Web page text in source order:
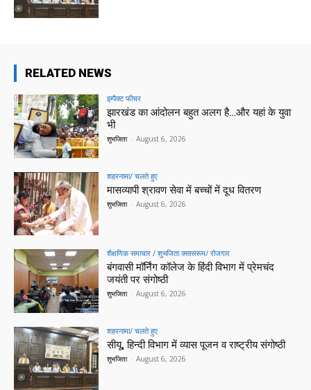
RELATED NEWS
इम्पैक्ट फीचर
झारखंड का आंदोलन बहुत अलग है…और यहां के युवा
भी
शुभजिता - August 6, 2026
शहरनामा/ चलते हुए
मासव्यापी श्रावण सेवा में बच्चों में दूध वितरण
शुभजिता - August 6, 2026
शैक्षणिक समाचार / शुभजिता क्सासरूम/ रोजगार
बंगवासी मॉर्निंग कॉलेज के हिंदी विभाग में प्रेमचंद
जयंती पर संगोष्ठी
शुभजिता - August 6, 2026
शहरनामा/ चलते हुए
सीयू, हिन्दी विभाग में व्यास पूजन व राष्ट्रीय संगोष्ठी
शुभजिता - August 6, 2026